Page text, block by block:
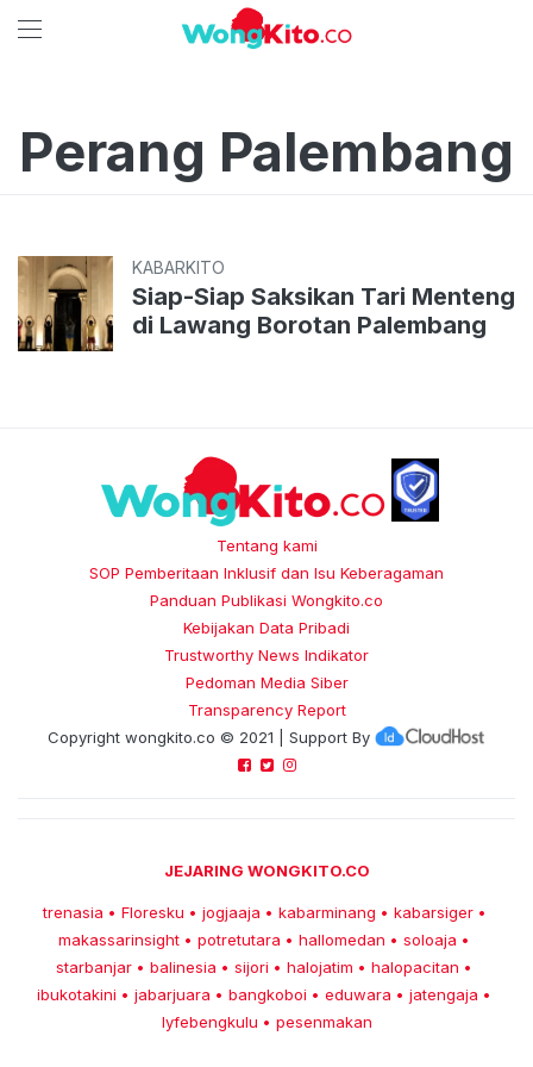
Perang Palembang
KABARKITO
Siap-Siap Saksikan Tari Menteng
di Lawang Borotan Palembang
Tentang kami
SOP Pemberitaan Inklusif dan Isu Keberagaman
Panduan Publikasi Wongkito.co
Kebijakan Data Pribadi
Trustworthy News Indikator
Pedoman Media Siber
Transparency Report
Copyright wongkito.co © 2021 | Support By
JEJARING WONGKITO.CO
trenasia • Floresku • jogjaaja • kabarminang • kabarsiger •
makassarinsight • potretutara • hallomedan • soloaja •
starbanjar • balinesia • sijori • halojatim • halopacitan •
ibukotakini • jabarjuara • bangkoboi • eduwara • jatengaja •
lyfebengkulu • pesenmakan